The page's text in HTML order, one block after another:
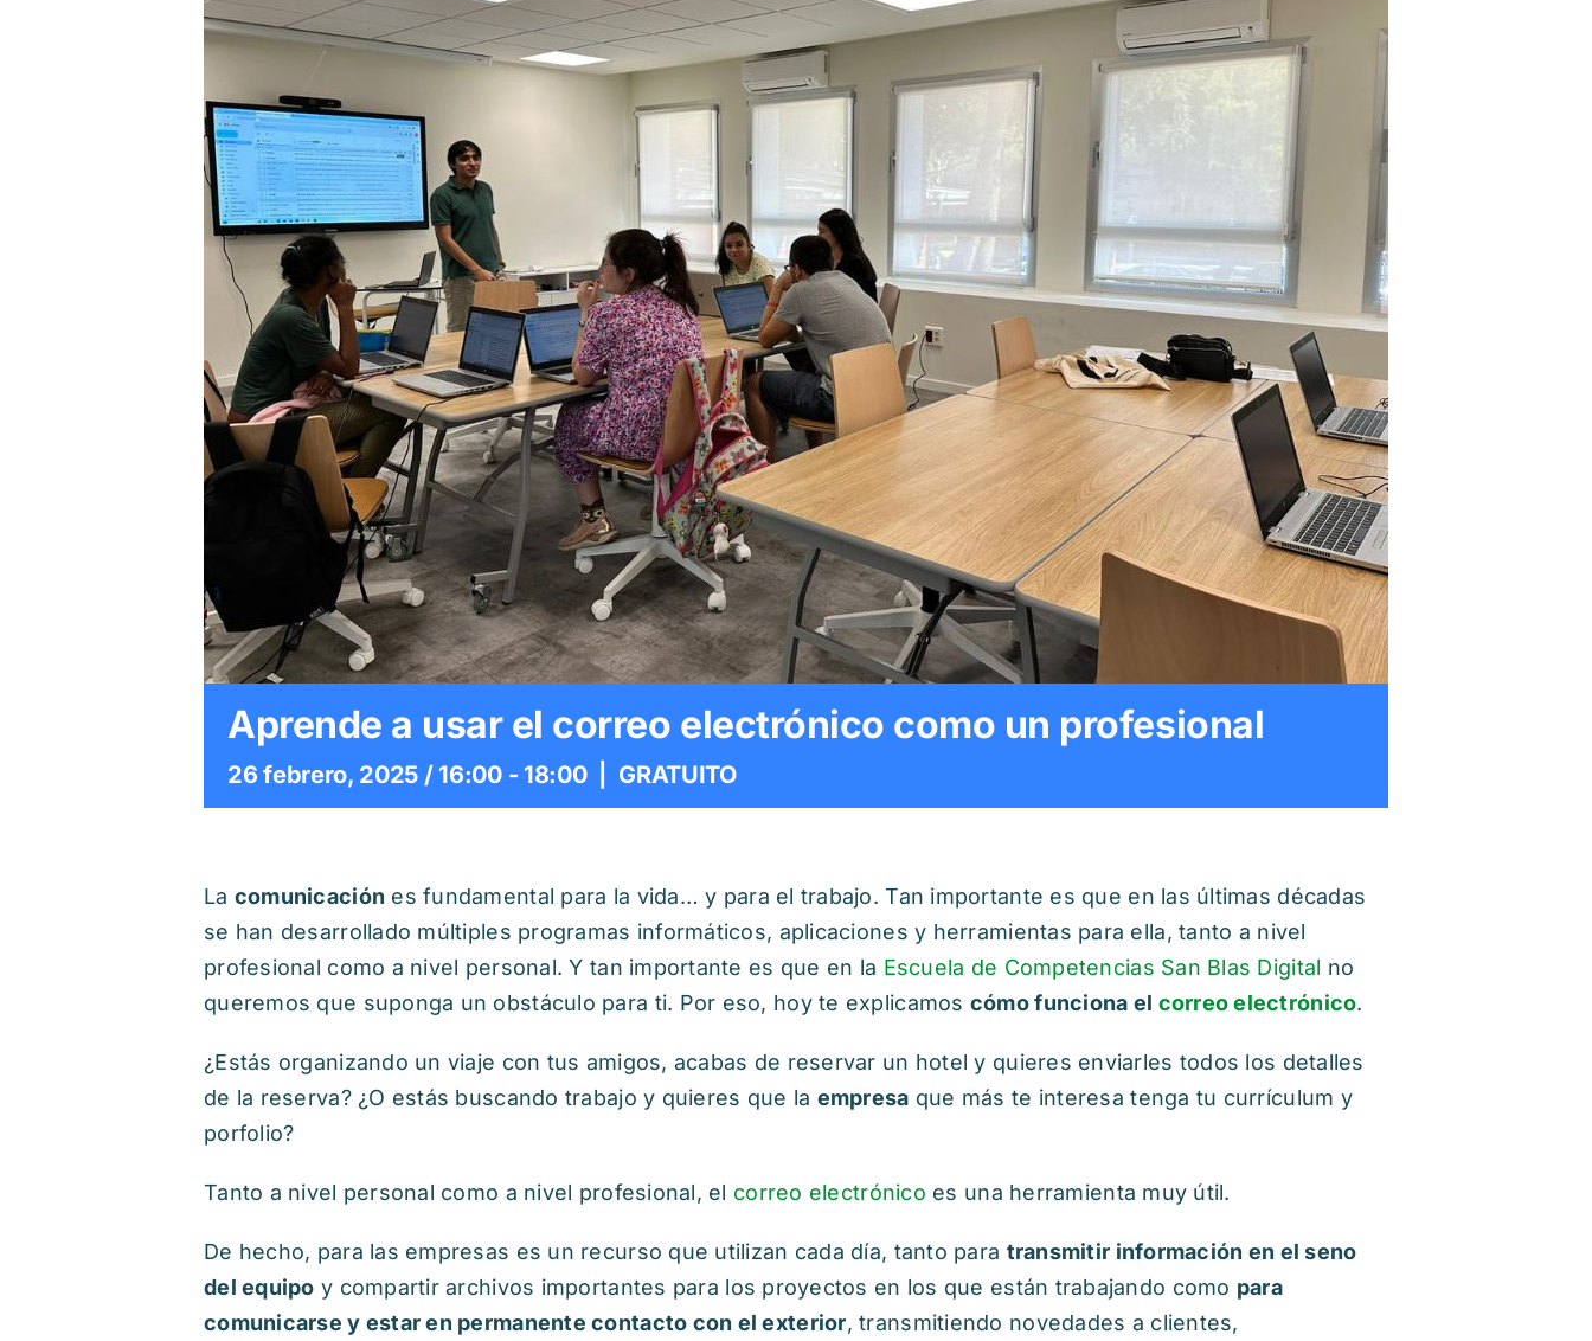
Aprende a usar el correo electrónico como un profesional
26 febrero, 2025 / 16:00- 18:00 GRATUITO
La comunicación es fundamental para la vida… y para el trabajo. Tan importante es que en las últimas décadas
se han desarrollado múltiples programas informáticos, aplicaciones y herramientas para ella, tanto a nivel
profesional como a nivel personal. Y tan importante es que en la Escuela de Competencias San Blas Digital no
queremos que suponga un obstáculo para ti. Por eso, hoy te explicamos cómo funciona el correo electrónico.
¿Estás organizando un viaje con tus amigos, acabas de reservar un hotel y quieres enviarles todos los detalles
de la reserva? ¿O estás buscando trabajo y quieres que la empresa que más te interesa tenga tu currículum y
porfolio?
Tanto a nivel personal como a nivel profesional, el correo electrónico es una herramienta muy útil.
De hecho, para las empresas es un recurso que utilizan cada día, tanto para transmitir información en el seno
del equipo y compartir archivos importantes para los proyectos en los que están trabajando como para
comunicarse y estar en permanente contacto con el exterior, transmitiendo novedades a clientes,